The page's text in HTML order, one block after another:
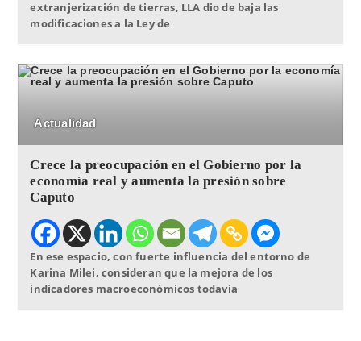
extranjerización de tierras, LLA dio de baja las
modificaciones a la Ley de
Actualidad
Crece la preocupación en el Gobierno por la
economía real y aumenta la presión sobre
Caputo
En ese espacio, con fuerte influencia del entorno de
Karina Milei, consideran que la mejora de los
indicadores macroeconómicos todavía